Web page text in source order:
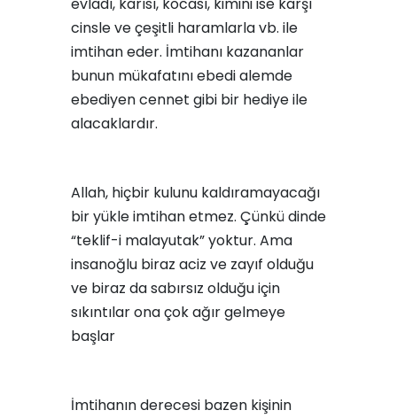
cinsle ve çeşitli haramlarla vb. ile
imtihan eder. İmtihanı kazananlar
bunun mükafatını ebedi alemde
ebediyen cennet gibi bir hediye ile
alacaklardır.
Allah, hiçbir kulunu kaldıramayacağı
bir yükle imtihan etmez. Çünkü dinde
“teklif-i malayutak” yoktur. Ama
insanoğlu biraz aciz ve zayıf olduğu
ve biraz da sabırsız olduğu için
sıkıntılar ona çok ağır gelmeye
başlar
İmtihanın derecesi bazen kişinin